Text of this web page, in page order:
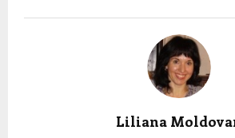
Liliana